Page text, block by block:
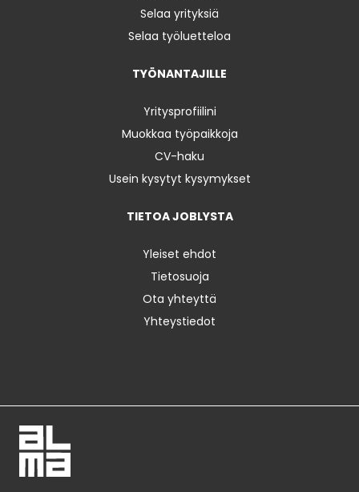
Selaa yrityksiä
Selaa työluetteloa
TYÖNANTAJILLE
Yritysprofiilini
Muokkaa työpaikkoja
CV-haku
Usein kysytyt kysymykset
TIETOA JOBLYSTA
Yleiset ehdot
Tietosuoja
Ota yhteyttä
Yhteystiedot